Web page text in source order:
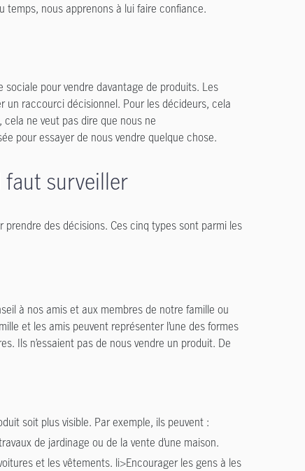
nous apprenons à lui faire confiance.
pour vendre davantage de produits. Les
raccourci décisionnel. Pour les décideurs, cela
cela ne veut pas dire que nous ne
pour essayer de nous vendre quelque chose.
faut surveiller
des décisions. Ces cinq types sont parmi les
à nos amis et aux membres de notre famille ou
et les amis peuvent représenter l’une des formes
Ils n’essaient pas de nous vendre un produit. De
soit plus visible. Par exemple, ils peuvent :
de jardinage ou de la vente d’une maison.
et les vêtements. li>Encourager les gens à les